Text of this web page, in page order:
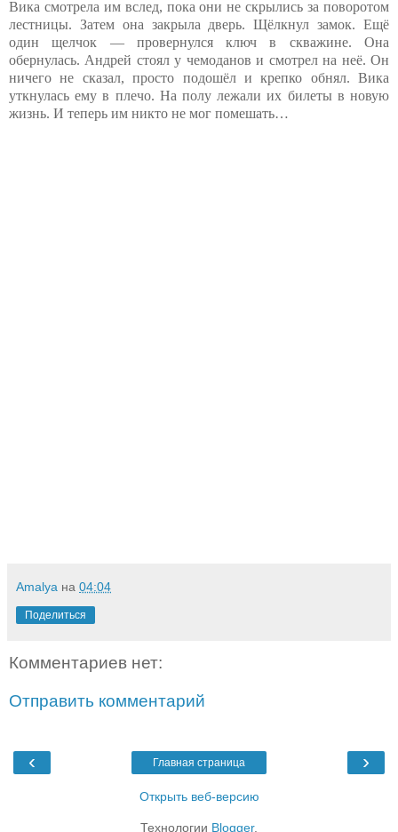
Вика смотрела им вслед, пока они не скрылись за поворотом
лестницы. Затем она закрыла дверь. Щёлкнул замок. Ещё
один щелчок — провернулся ключ в скважине. Она
обернулась. Андрей стоял у чемоданов и смотрел на неё. Он
ничего не сказал, просто подошёл и крепко обнял. Вика
уткнулась ему в плечо. На полу лежали их билеты в новую
жизнь. И теперь им никто не мог помешать…
Amalya на 04:04
Поделиться
Комментариев нет:
Отправить комментарий
‹ ›
Главная страница
Открыть веб-версию
Технологии Blogger.